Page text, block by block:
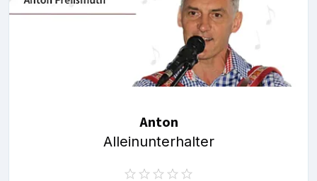
Anton
Alleinunterhalter